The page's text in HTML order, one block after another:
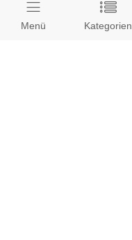
Menü Kategorien
Impressum